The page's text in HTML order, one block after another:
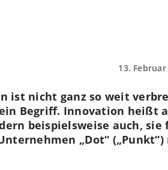
13. Februar
ist nicht ganz so weit
Begriff. Innovation heißt
beispielsweise auch, sie
„Dot“